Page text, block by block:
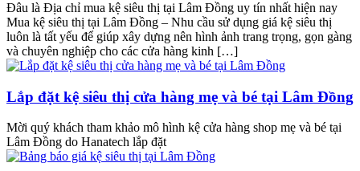
Đâu là Địa chỉ mua kệ siêu thị tại Lâm Đồng uy tín nhất hiện nay
Mua kệ siêu thị tại Lâm Đồng – Nhu cầu sử dụng giá kệ siêu thị
luôn là tất yếu để giúp xây dựng nên hình ảnh trang trọng, gọn gàng
và chuyên nghiệp cho các cửa hàng kinh […]
Lắp đặt kệ siêu thị cửa hàng mẹ và bé tại Lâm Đồng
Mời quý khách tham khảo mô hình kệ cửa hàng shop mẹ và bé tại
Lâm Đồng do Hanatech lắp đặt